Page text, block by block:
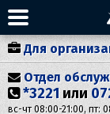
Для
Отдел
*3221 или
вс-чт 08:00-21:00, пт: